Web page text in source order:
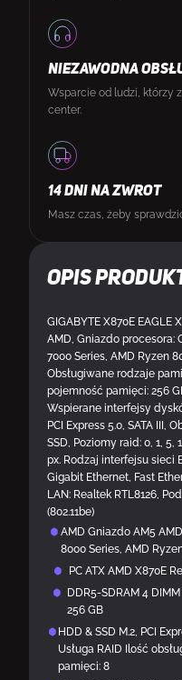
Opis
GIGABYTE X870E EAGLE
AMD, Gniazdo procesora:
7000 Series, AMD Ryzen
Obsługiwane rodzaje
pojemność pamięci: 256
Wspierane interfejsy
PCI Express 5.0, SATA III,
SSD, Poziomy raid: 0, 1, 5,
px. Rodzaj interfejsu sieci
Gigabit Ethernet, Fast
LAN: Realtek RTL8126,
(802.11be)
AMD Gniazdo AM5
8000 Series, AMD
PC ATX AMD X870E
DDR5-SDRAM 4
256 GB
HDD & SSD M.2, PCI
Usługa RAID Ilość
pamięci: 8
NIEZAWODNA
Wsparcie od ludzi, którzy
center.
14 DNI NA ZWROT
Masz czas, żeby